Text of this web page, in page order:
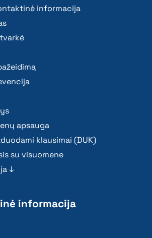
informacija
apsauga
klausimai (DUK)
su visuomene
↓
informacija